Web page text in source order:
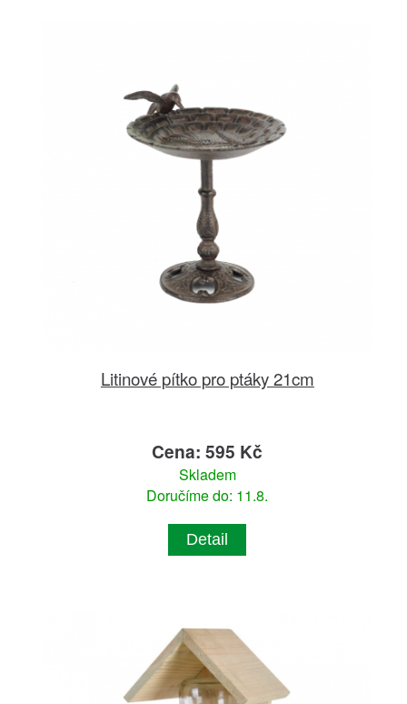
Litinové pítko pro ptáky 21cm
Cena: 595 Kč
Skladem
Doručíme do: 11.8.
Detail